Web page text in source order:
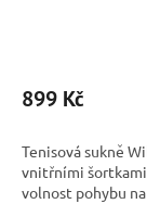
899 Kč
Tenisová sukně
vnitřními
volnost pohybu